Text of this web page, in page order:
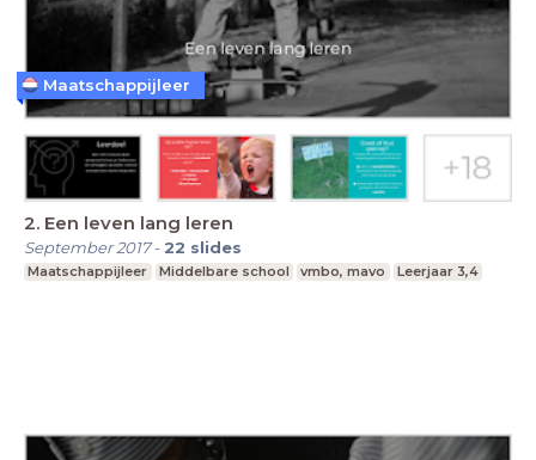
2. Een leven lang leren
September 2017- 22 slides
Maatschappijleer Middelbare school vmbo, mavo Leerjaar 3,4
Maatschappijleer